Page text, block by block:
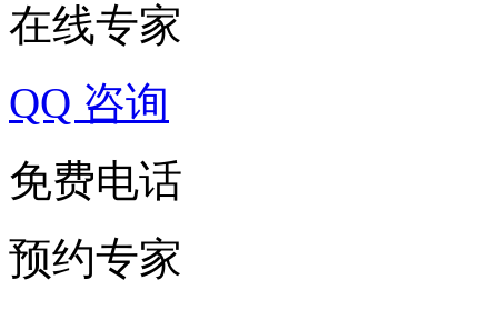
在线专家
QQ 咨询
免费电话
预约专家